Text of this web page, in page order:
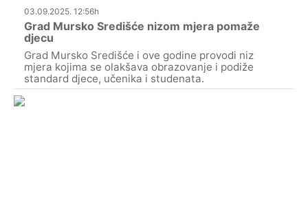
03.09.2025. 12:56h
Grad Mursko Središće nizom mjera pomaže
djecu
Grad Mursko Središće i ove godine provodi niz
mjera kojima se olakšava obrazovanje i podiže
standard djece, učenika i studenata.